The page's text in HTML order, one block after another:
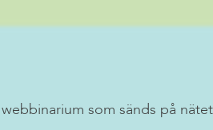
som sänds på